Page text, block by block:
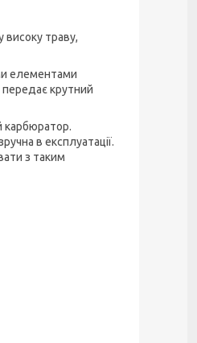
високу траву,
елементами
передає крутний
карбюратор.
в експлуатації.
з таким